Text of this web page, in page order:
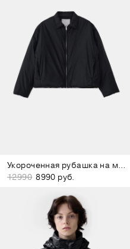
Укороченная рубашка на молнии чёрная
12990 8990 руб.